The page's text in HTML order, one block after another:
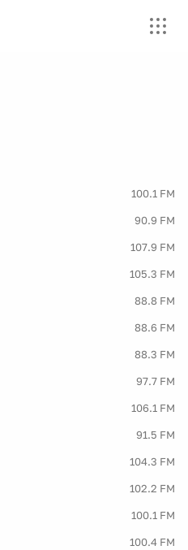
100.1 FM
90.9 FM
107.9 FM
105.3 FM
88.8 FM
88.6 FM
88.3 FM
97.7 FM
106.1 FM
91.5 FM
104.3 FM
102.2 FM
100.1 FM
100.4 FM